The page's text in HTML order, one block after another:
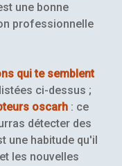
une bonne
professionnelle
qui te semblent
ci-dessus ;
oscarh : ce
détecter des
une habitude qu'il
les nouvelles